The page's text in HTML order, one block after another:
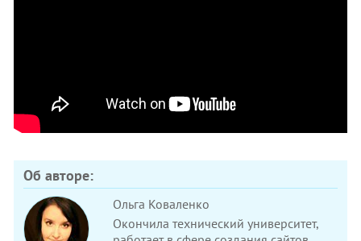
Об авторе:
Ольга Коваленко
Окончила технический университет,